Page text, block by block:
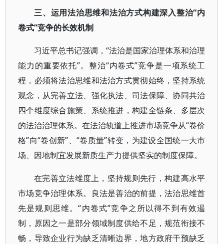
三、运用法治思维和法治方式构建深入整治“内
卷式”竞争的长效机制
习近平总书记强调，“法治是国家治理体系和治理
能力的重要依托”。整治“内卷式”竞争是一项系统工
程，必须将法治思维和法治方式贯彻始终，坚持系统
观念，从完善立法、强化执法、司法保障、协同共治
四个维度综合施策、系统推进，构建全链条、多层次
的法治治理体系。在法治轨道上推进市场竞争从“卷价
格”向“卷创新”、“卷质量”转变，为建设全国统一大市
场、因地制宜发展新质生产力提供坚实的制度保障。
在完善立法维度上，坚持规则先行，构建高水平
市场竞争治理体系。良法是善治的前提，法治思维首
先是规则思维。“内卷式”竞争之所以得不到有效遏
制，原因之一是部分领域制度供给不足，规范衔接不
畅，导致企业行为缺乏清晰边界，地方政府干预缺乏